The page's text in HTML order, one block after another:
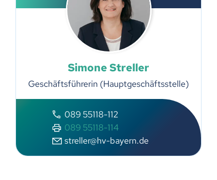
Simone Streller
Geschäftsführerin (Hauptgeschäftsstelle)
089 55118-112
089 55118-114
streller@hv-bayern.de